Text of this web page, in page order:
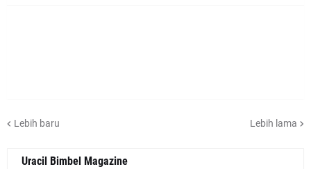
Lebih baru Lebih lama
Uracil Bimbel Magazine